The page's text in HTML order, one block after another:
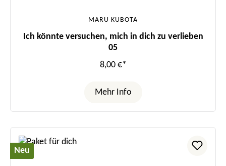
MARU KUBOTA
Ich könnte versuchen, mich in dich zu verlieben
05
8,00 €*
Mehr Info
Neu